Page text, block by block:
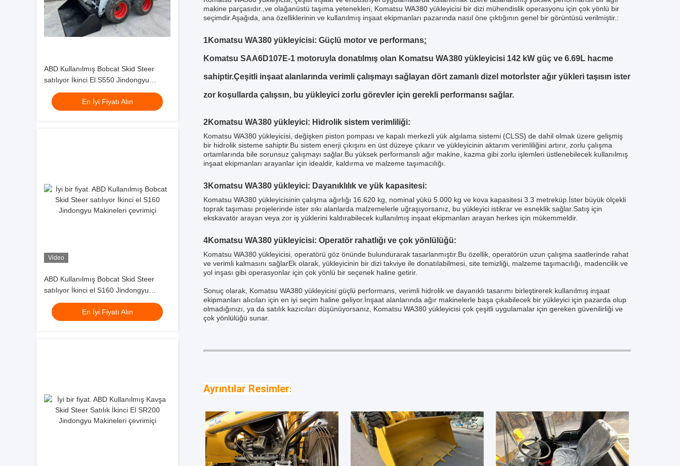
ABD Kullanılmış Bobcat Skid Steer
satılıyor İkinci El S550 Jindongyu
Makine
En İyi Fiyatı Alın
Video
ABD Kullanılmış Bobcat Skid Steer
satılıyor İkinci el S160 Jindongyu
Makineleri
En İyi Fiyatı Alın
makine parçasıdır.,ve olağanüstü taşıma yetenekleri, Komatsu WA380 yükleyicisi bir dizi mühendislik operasyonu için çok yönlü bir
seçimdir.Aşağıda, ana özelliklerinin ve kullanılmış inşaat ekipmanları pazarında nasıl öne çıktığının genel bir görüntüsü verilmiştir.:
1Komatsu WA380 yükleyicisi: Güçlü motor ve performans:
Komatsu SAA6D107E-1 motoruyla donatılmış olan Komatsu WA380 yükleyicisi 142 kW güç ve 6.69L hacme
sahiptir.Çeşitli inşaat alanlarında verimli çalışmayı sağlayan dört zamanlı dizel motorİster ağır yükleri taşısın ister
zor koşullarda çalışsın, bu yükleyici zorlu görevler için gerekli performansı sağlar.
2Komatsu WA380 yükleyici: Hidrolik sistem verimliliği:
Komatsu WA380 yükleyicisi, değişken piston pompası ve kapalı merkezli yük algılama sistemi (CLSS) de dahil olmak üzere gelişmiş
bir hidrolik sisteme sahiptir.Bu sistem enerji çıkışını en üst düzeye çıkarır ve yükleyicinin aktarım verimliliğini artırır, zorlu çalışma
ortamlarında bile sorunsuz çalışmayı sağlar.Bu yüksek performanslı ağır makine, kazma gibi zorlu işlemleri üstlenebilecek kullanılmış
inşaat ekipmanları arayanlar için idealdir, kaldırma ve malzeme taşımacılığı.
3Komatsu WA380 yükleyici: Dayanıklılık ve yük kapasitesi:
Komatsu WA380 yükleyicisinin çalışma ağırlığı 16.620 kg, nominal yükü 5.000 kg ve kova kapasitesi 3.3 metreküp.İster büyük ölçekli
toprak taşıması projelerinde ister sıkı alanlarda malzemelerle uğraşıyorsanız, bu yükleyici istikrar ve esneklik sağlar.Satış için
ekskavatör arayan veya zor iş yüklerini kaldırabilecek kullanılmış inşaat ekipmanları arayan herkes için mükemmeldir.
4Komatsu WA380 yükleyicisi: Operatör rahatlığı ve çok yönlülüğü:
Komatsu WA380 yükleyicisi, operatörü göz önünde bulundurarak tasarlanmıştır.Bu özellik, operatörün uzun çalışma saatlerinde rahat
ve verimli kalmasını sağlarEk olarak, yükleyicinin bir dizi takviye ile donatılabilmesi, site temizliği, malzeme taşımacılığı, madencilik ve
yol inşası gibi operasyonlar için çok yönlü bir seçenek haline getirir.
Sonuç olarak, Komatsu WA380 yükleyicisi güçlü performans, verimli hidrolik ve dayanıklı tasarımı birleştirerek kullanılmış inşaat
ekipmanları alıcıları için en iyi seçim haline geliyor.İnşaat alanlarında ağır makinelerle başa çıkabilecek bir yükleyici için pazarda olup
olmadığınızı, ya da satılık kazıcıları düşünüyorsanız, Komatsu WA380 yükleyicisi çok çeşitli uygulamalar için gereken güvenilirliği ve
çok yönlülüğü sunar.
Ayrıntılar Resimler: